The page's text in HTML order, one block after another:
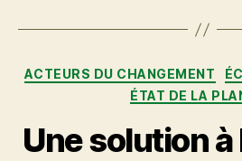
ACTEURS DU CHANGEMENT
ÉTAT DE LA
Une solution